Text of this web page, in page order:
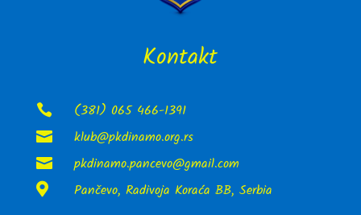
Kontakt
 (381) 065 466-1391
 klub@pkdinamo.org.rs
 pkdinamo.pancevo@gmail.com
 Pančevo, Radivoja Koraća BB, Serbia